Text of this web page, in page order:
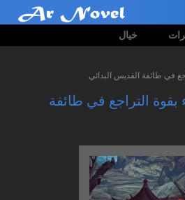
خيال
في طائفة القديس البدائي
بقوة التراجع في طائفة